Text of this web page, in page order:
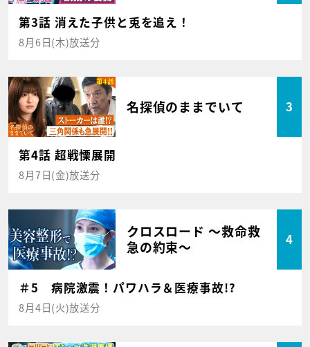
第3話 消えた子供と兎を追え！
8月6日(木)放送分
名探偵のままでいて 3
第4話 超戦慄展開
8月7日(金)放送分
クロスロード ～救命救
急の約束～
4
＃5 病院激震！パワハラ＆医療事故!?
8月4日(火)放送分